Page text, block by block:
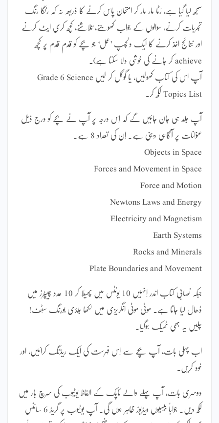
سمجھ لیا گیا ہے، رَٹا مار مار کر امتحان پاس کرنے کا ذریعہ نہ کہ رنگا رنگ
تجربات کرنے، سوالوں کے جواب کھوجنے، تلاشنے، کچھ کری ایٹ کرنے
اور نتائج اخذ کرنے کا ایک دلچسپ ’عمل‘ جو بچے کو قدم قدم پر کچھ
achieve کر جانے کی خوشی دلا سکتا ہے)۔
آپ اس کی کتاب کھولیں، یا گوگل کر لیں Grade 6 Science
Topics List لکھ کر۔
آپ جلد ہی جان جائیں گے کہ اِس درجہ پر آپ نے بچے کو درج ذیل
عنوانات پر آگاہی دینی ہے۔ اِن کی تعداد 8 ہے۔
Objects in Space
Forces and Movement in Space
Force and Motion
Newtons Laws and Energy
Electricity and Magnetism
Earth Systems
Rocks and Minerals
Plate Boundaries and Movement
جبکہ نصابی کتاب اندر اِنہیں 10 یونٹس میں پھیلا کر 10 عدد چیپٹرز میں
ڈھال لیا جاتا ہے۔ موٹی موٹی انگریزی میں لکھا بَلڈی بورِنگ سَٹف!
چلیں یہ بھی ٹھیک ہوگیا۔
اب پہلی بات، آپ بچے سے اِس فہرست کی ایک ریڈنگ کرائیں، اور
خود کریں۔
دوسری بات، آپ پہلے والے ٹاپک کے الفاظ یوٹیوب کی سَرچ بار میں
لکھ دیں۔ جواباً بیسیوں ویڈیوز ظاہر ہوں گی۔ آپ یوٹیوب پر گریڈ 6 سائنس